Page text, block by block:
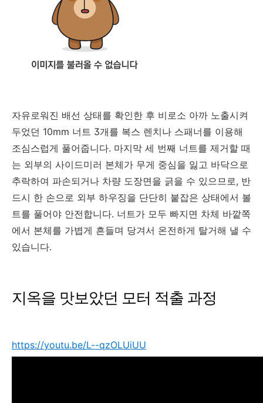
자유로워진 배선 상태를 확인한 후 비로소 아까 노출시켜
두었던 10mm 너트 3개를 복스 렌치나 스패너를 이용해
조심스럽게 풀어줍니다. 마지막 세 번째 너트를 제거할 때
는 외부의 사이드미러 본체가 무게 중심을 잃고 바닥으로
추락하여 파손되거나 차량 도장면을 긁을 수 있으므로, 반
드시 한 손으로 외부 하우징을 단단히 붙잡은 상태에서 볼
트를 풀어야 안전합니다. 너트가 모두 빠지면 차체 바깥쪽
에서 본체를 가볍게 흔들며 당겨서 온전하게 탈거해 낼 수
있습니다.
지옥을 맛보았던 모터 적출 과정
https://youtu.be/L--qzOLUiUU